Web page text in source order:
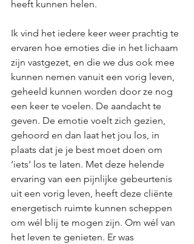
heeft kunnen helen.
Ik vind het iedere keer weer prachtig te
ervaren hoe emoties die in het lichaam
zijn vastgezet, en die we dus ook mee
kunnen nemen vanuit een vorig leven,
geheeld kunnen worden door ze nog
een keer te voelen. De aandacht te
geven. De emotie voelt zich gezien,
gehoord en dan laat het jou los, in
plaats dat je je best moet doen om
‘iets’ los te laten. Met deze helende
ervaring van een pijnlijke gebeurtenis
uit een vorig leven, heeft deze cliënte
energetisch ruimte kunnen scheppen
om wél blij te mogen zijn. Om wél van
het leven te genieten. Er was